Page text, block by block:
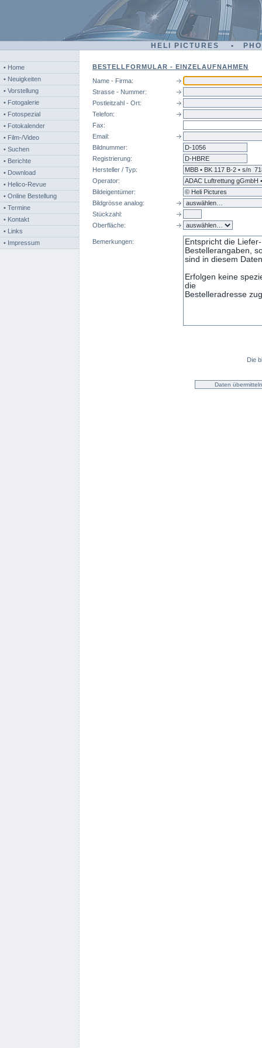
HELI PICTURES •
• Home
• Neuigkeiten
• Vorstellung
• Fotogalerie
• Fotospezial
• Fotokalender
• Film-/Video
• Suchen
• Berichte
• Download
• Helico-Revue
• Online Bestellung
• Termine
• Kontakt
• Links
• Impressum
BESTELLFORMULAR - EINZELAUFNAHMEN
Name - Firma:
Strasse - Nummer:
Postleitzahl - Ort:
Telefon:
Fax:
Email:
Bildnummer:
Registrierung:
Hersteller / Typ:
Operator:
Bildeigentümer:
Bildgrösse analog:
Stückzahl:
Oberfläche:
Bemerkungen:
Die